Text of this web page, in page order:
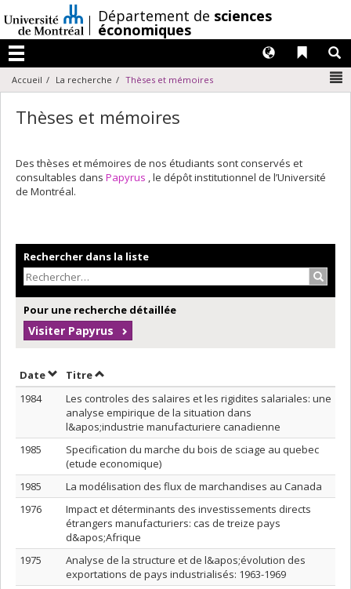
au
contenu
/Département de sciences
économiques
Menu
Liens
Langues
Accueil La recherche Thèses et mémoires
Thèses et mémoires
Des thèses et mémoires de nos étudiants sont conservés et
consultables dans Papyrus , le dépôt institutionnel de l’Université
de Montréal.
Rechercher dans la liste
Pour une recherche détaillée
Visiter Papyrus
DateTrier par date en ordre croissant
TitreTrier par titre en ordre croissant
1984
Les controles des salaires et les rigidites salariales: une
analyse empirique de la situation dans
l&apos;industrie manufacturiere canadienne
1985
Specification du marche du bois de sciage au quebec
(etude economique)
1985
La modélisation des flux de marchandises au Canada
1976
Impact et déterminants des investissements directs
étrangers manufacturiers: cas de treize pays
d&apos;Afrique
1975
Analyse de la structure et de l&apos;évolution des
exportations de pays industrialisés: 1963-1969